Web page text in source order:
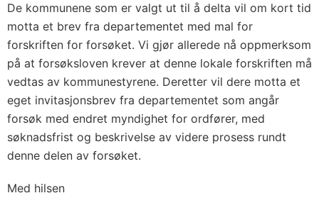
De kommunene som er valgt ut til å delta vil om kort tid
motta et brev fra departementet med mal for
forskriften for forsøket. Vi gjør allerede nå oppmerksom
på at forsøksloven krever at denne lokale forskriften må
vedtas av kommunestyrene. Deretter vil dere motta et
eget invitasjonsbrev fra departementet som angår
forsøk med endret myndighet for ordfører, med
søknadsfrist og beskrivelse av videre prosess rundt
denne delen av forsøket.
Med hilsen